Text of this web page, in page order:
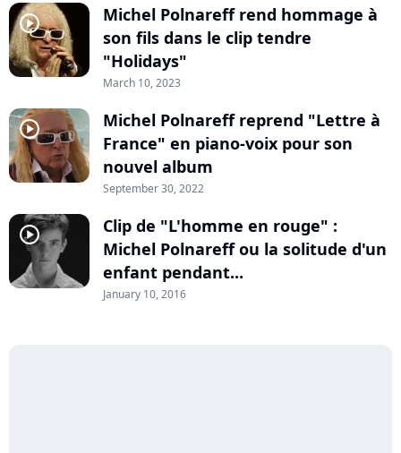
player2
Michel Polnareff rend hommage à
son fils dans le clip tendre
"Holidays"
March 10, 2023
player2
Michel Polnareff reprend "Lettre à
France" en piano-voix pour son
nouvel album
September 30, 2022
player2
Clip de "L'homme en rouge" :
Michel Polnareff ou la solitude d'un
enfant pendant...
January 10, 2016